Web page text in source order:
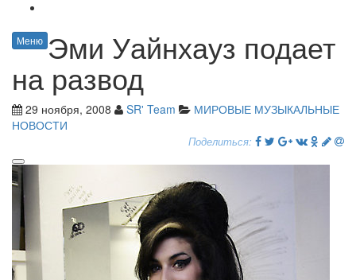
Меню Эми Уайнхауз подает
на развод
29 ноября, 2008 SR' Team
МИРОВЫЕ МУЗЫКАЛЬНЫЕ
НОВОСТИ
Поделиться: